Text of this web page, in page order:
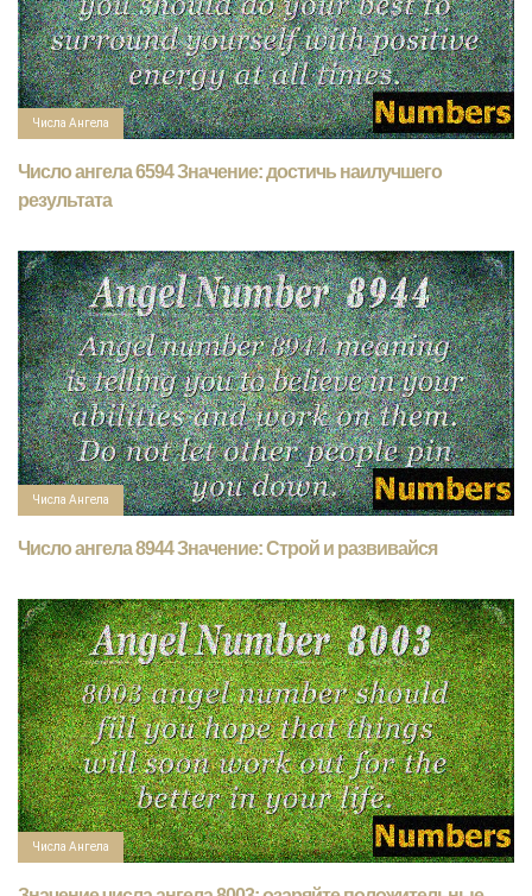
Числа Ангела
Число ангела 6594 Значение: достичь наилучшего
результата
Числа Ангела
Число ангела 8944 Значение: Строй и развивайся
Числа Ангела